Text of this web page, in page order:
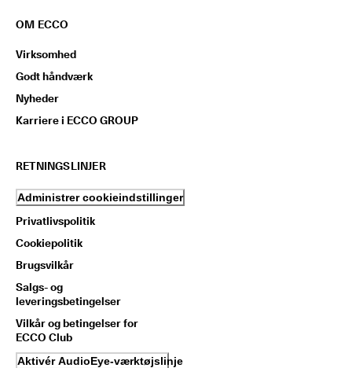
OM ECCO
Virksomhed
Godt håndværk
Nyheder
Karriere i ECCO GROUP
RETNINGSLINJER
Administrer cookieindstillinger
Privatlivspolitik
Cookiepolitik
Brugsvilkår
Salgs- og
leveringsbetingelser
Vilkår og betingelser for
ECCO Club
Aktivér AudioEye-værktøjslinje